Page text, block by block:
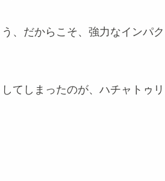
、だからこそ、強力なインパク
てしまったのが、ハチャトゥリ